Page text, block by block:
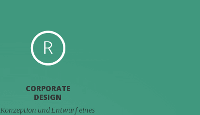
CORPORATE
DESIGN
Konzeption und Entwurf eines